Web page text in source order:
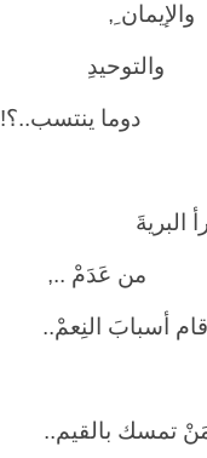
لإيمان ِ,
..,
النِعمْ..
بالقيم..